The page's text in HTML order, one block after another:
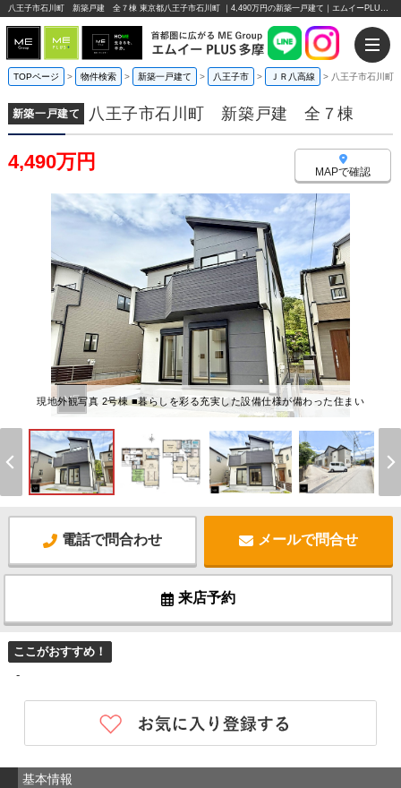
八王子市石川町 新築戸建 全７棟 東京都八王子市石川町 ｜4,490万円の新築一戸建て｜エムイーPLUS多摩
TOPページ > 物件検索 > 新築一戸建て > 八王子市 > ＪＲ八高線 > 八王子市石川
新築一戸建て 八王子市石川町 新築戸建 全７棟
4,490万円 MAPで確認
現地外観写真 2号棟 ■暮らしを彩る充実した設備仕様が備わった住まい
電話で問合わせ メールで問合せ
来店予約
ここがおすすめ！
-
基本情報